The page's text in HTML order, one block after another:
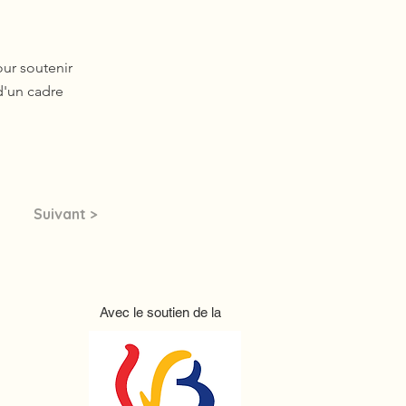
soutenir
cadre
Suivant >
Avec le soutien de la